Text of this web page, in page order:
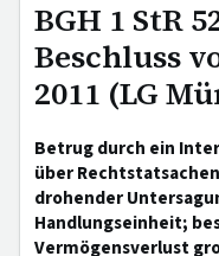
BGH 1 StR
Beschluss
2011 (LG
Betrug durch ein
über
drohender
Handlungseinheit;
Vermögensverlust